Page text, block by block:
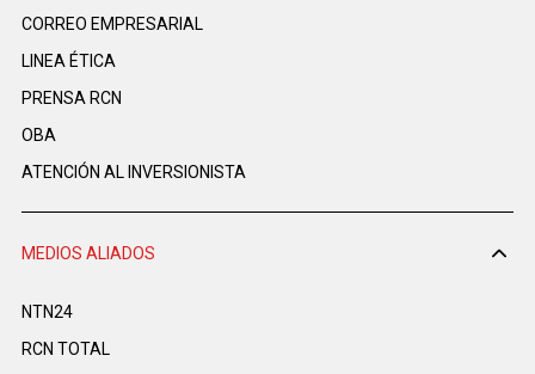
CORREO EMPRESARIAL
LINEA ÉTICA
PRENSA RCN
OBA
ATENCIÓN AL INVERSIONISTA
MEDIOS ALIADOS
NTN24
RCN TOTAL